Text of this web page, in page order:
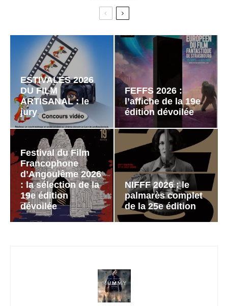
ESTIVALES 2026
DU FILM
ARTISANAL : le
jury
FEFFS 2026 :
l’affiche de la 19e
édition dévoilée
Festival du Film
Francophone
d’Angoulême 2026
: la sélection de la
19e édition
dévoilée
NIFFF 2026 : le
palmarès complet
de la 25e édition